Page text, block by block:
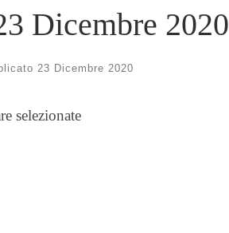
Dicembre 2020
23 Dicembre 2020
selezionate